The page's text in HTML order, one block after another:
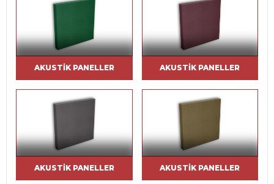
AKUSTIK PANELLER AKUSTIK PANELLER
AKUSTIK PANELLER AKUSTIK PANELLER